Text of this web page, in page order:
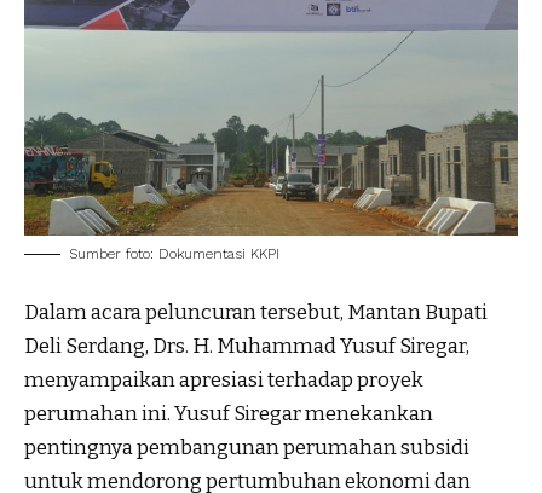
Sumber foto: Dokumentasi KKPI
Dalam acara peluncuran tersebut, Mantan Bupati
Deli Serdang, Drs. H. Muhammad Yusuf Siregar,
menyampaikan apresiasi terhadap proyek
perumahan ini. Yusuf Siregar menekankan
pentingnya pembangunan perumahan subsidi
untuk mendorong pertumbuhan ekonomi dan